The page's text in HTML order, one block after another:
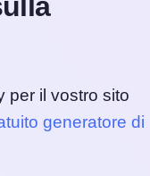
per il vostro sito
generatore di